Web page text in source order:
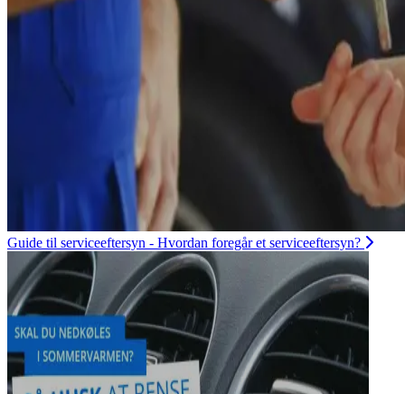
Guide til serviceeftersyn - Hvordan foregår et serviceeftersyn?